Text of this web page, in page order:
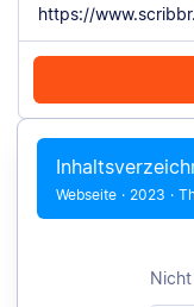
Webseite · 2023 ·